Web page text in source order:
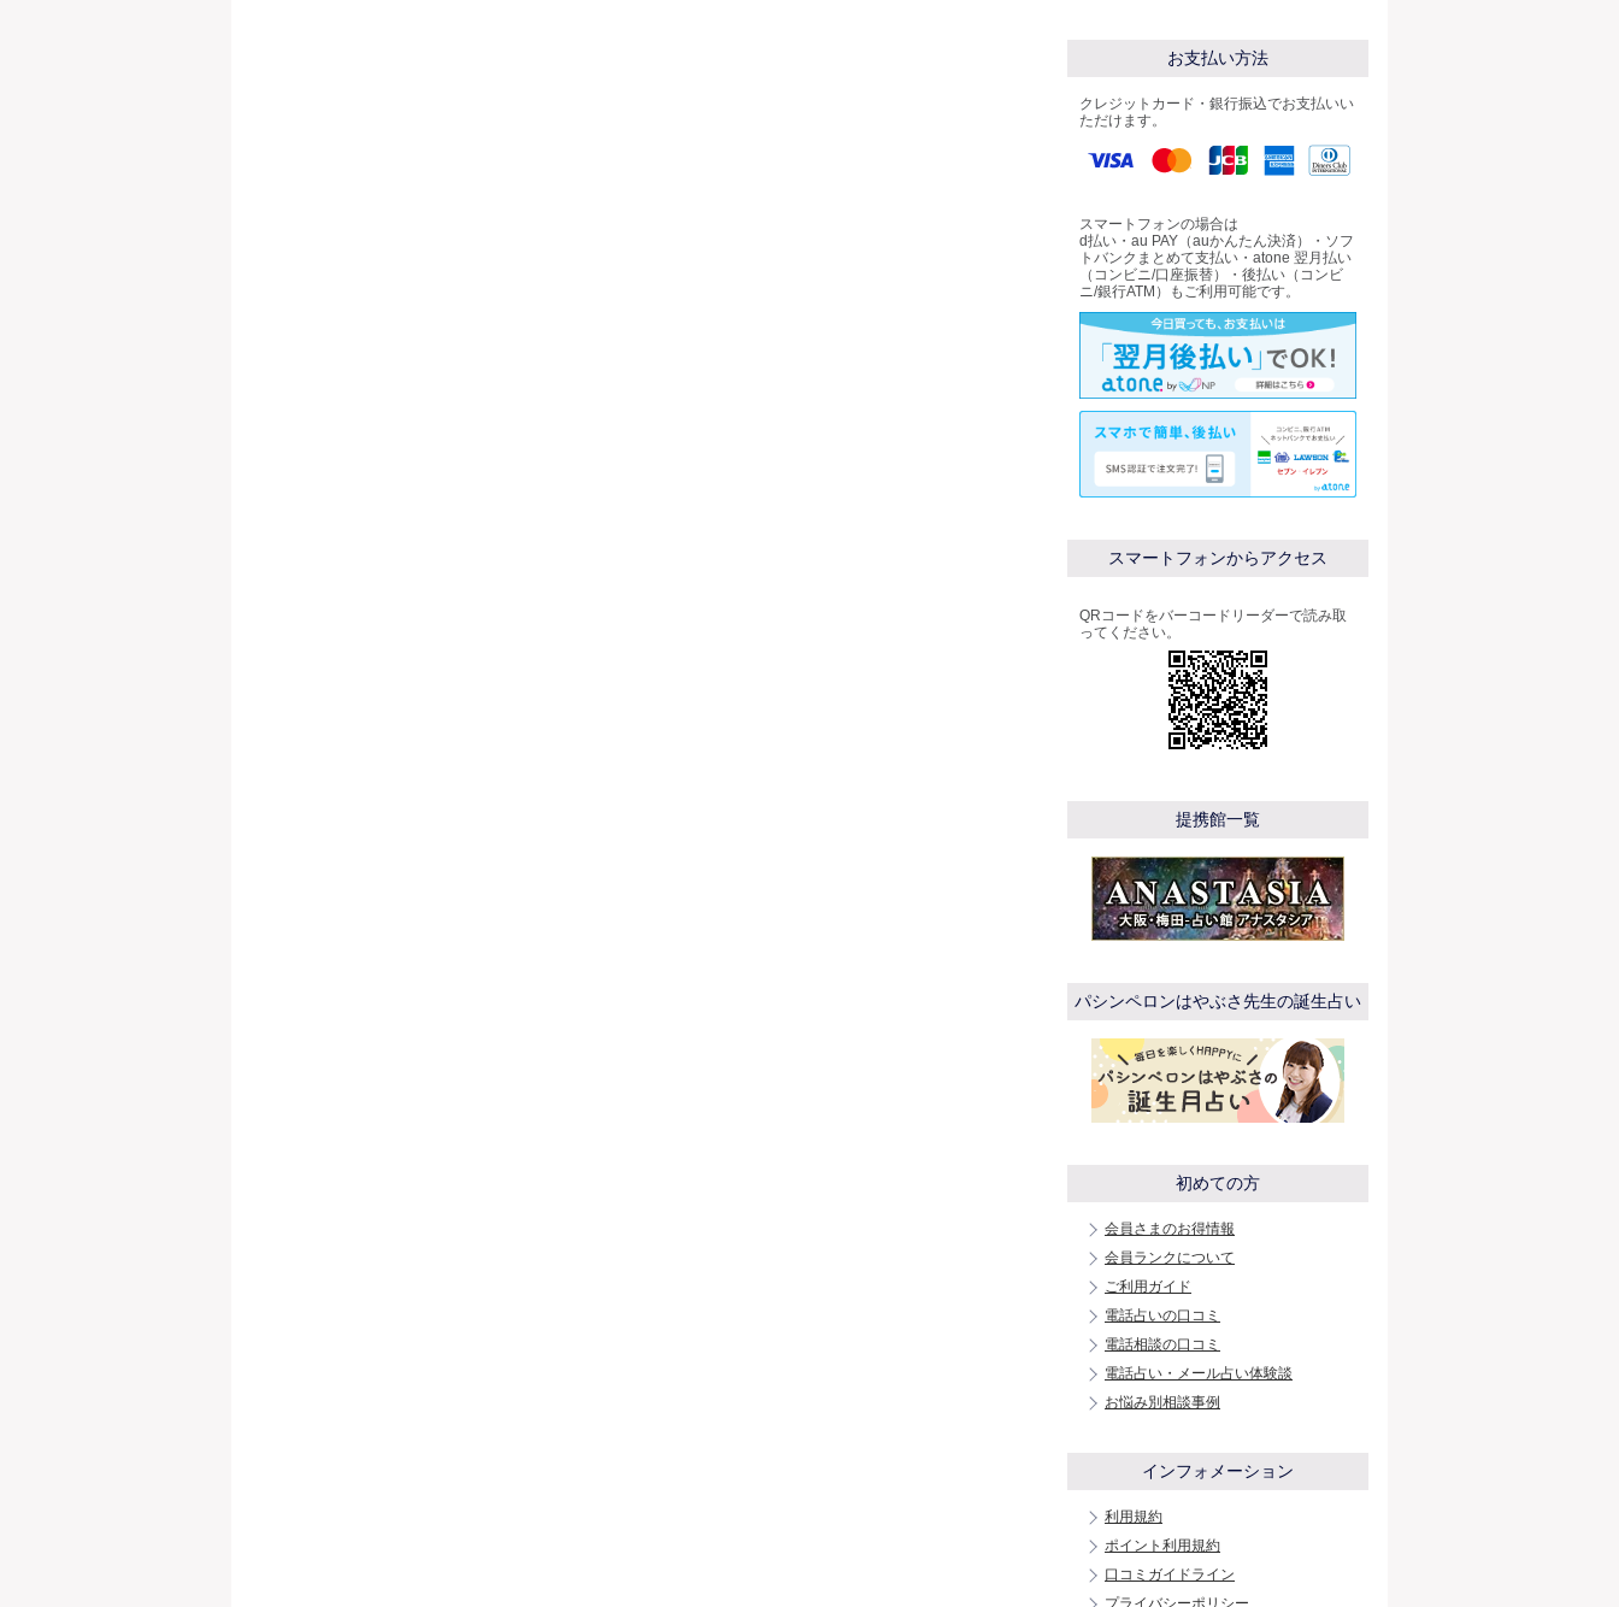
お支払い方法
クレジットカード・銀行振込でお支払いい
ただけます。
スマートフォンの場合は
d払い・au PAY（auかんたん決済）・ソフ
トバンクまとめて支払い・atone 翌月払い
（コンビニ/口座振替）・後払い（コンビ
ニ/銀行ATM）もご利用可能です。
スマートフォンからアクセス
QRコードをバーコードリーダーで読み取
ってください。
提携館一覧
パシンペロンはやぶさ先生の誕生占い
初めての方
会員さまのお得情報
会員ランクについて
ご利用ガイド
電話占いの口コミ
電話相談の口コミ
電話占い・メール占い体験談
お悩み別相談事例
インフォメーション
利用規約
ポイント利用規約
口コミガイドライン
プライバシーポリシー